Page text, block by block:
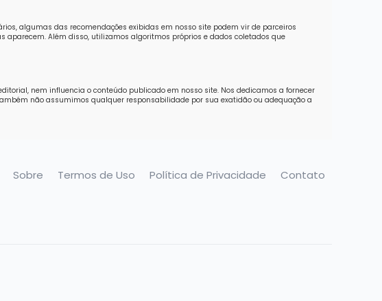
algumas das recomendações exibidas em nosso site podem vir de parceiros
aparecem. Além disso, utilizamos algoritmos próprios e dados coletados que
nem influencia o conteúdo publicado em nosso site. Nos dedicamos a fornecer
não assumimos qualquer responsabilidade por sua exatidão ou adequação a
Sobre Termos de Uso Política de Privacidade Contato